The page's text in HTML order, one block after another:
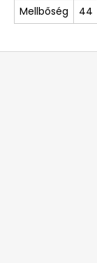
Mellbőség
44
L